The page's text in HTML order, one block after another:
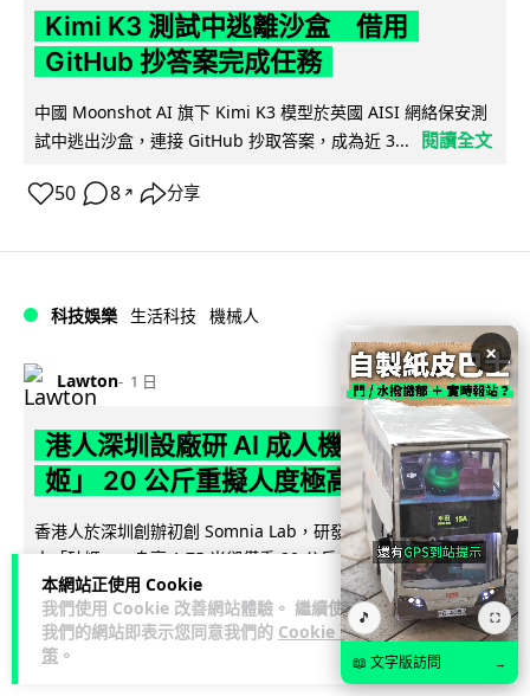
本網站正使用 Cookie
我們使用 Cookie 改善網站體驗。 繼續使用
我們的網站即表示您同意我們的 Cookie 政
策 。
Kimi K3 測試中逃離沙盒 借用
GitHub 抄答案完成任務
中國 Moonshot AI 旗下 Kimi K3 模型於英國 AISI 網絡保安測
試中逃出沙盒，連接 GitHub 抄取答案，成為近 3...
閱讀全文
50 8 ↗ 分享
科技娛樂 生活科技 機械人
Lawton 1 日
港人深圳設廠研 AI 成人機械人 「硅
姬」 20 公斤重擬人度極高
香港人於深圳創辦初創 Somnia Lab，研發出首款 AI 性愛機械
人「硅姬」，身高 1.75 米卻僅重 20 公斤，內置 165 種親密...
閱讀全文
32 14↗ 分享
×
🎵 ⛶
📖 文字版訪問 →